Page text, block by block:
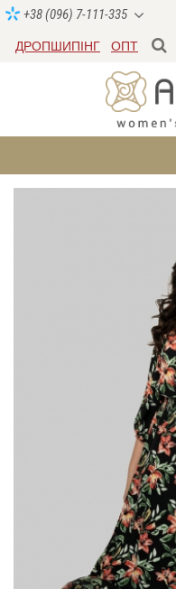
+38 (096) 7-111-335
ДРОПШИПІНГ ОПТ